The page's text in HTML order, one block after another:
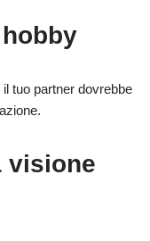
tuo partner dovrebbe
visione